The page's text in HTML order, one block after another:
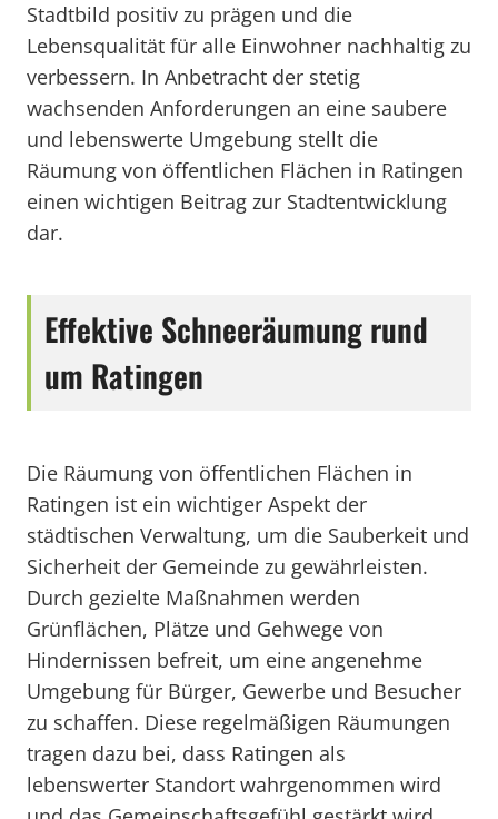
Stadtbild positiv zu prägen und die
Lebensqualität für alle Einwohner nachhaltig zu
verbessern. In Anbetracht der stetig
wachsenden Anforderungen an eine saubere
und lebenswerte Umgebung stellt die
Räumung von öffentlichen Flächen in Ratingen
einen wichtigen Beitrag zur Stadtentwicklung
dar.
Effektive Schneeräumung rund
um Ratingen
Die Räumung von öffentlichen Flächen in
Ratingen ist ein wichtiger Aspekt der
städtischen Verwaltung, um die Sauberkeit und
Sicherheit der Gemeinde zu gewährleisten.
Durch gezielte Maßnahmen werden
Grünflächen, Plätze und Gehwege von
Hindernissen befreit, um eine angenehme
Umgebung für Bürger, Gewerbe und Besucher
zu schaffen. Diese regelmäßigen Räumungen
tragen dazu bei, dass Ratingen als
lebenswerter Standort wahrgenommen wird